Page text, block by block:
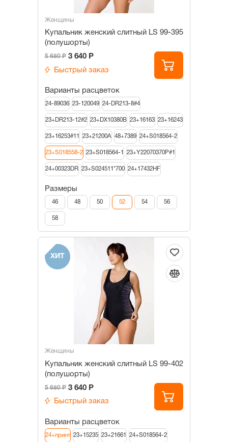
Женщины
Купальник женский слитный LS 99-395
(полушорты)
5 680 Р 3 640 Р
Быстрый заказ
Варианты расцветок
24-89036 23-120049 24-DR213-8#4
23+DR213-12#2 23+DX10380B 23+16163 23+16243
23+16253#11 23+21200A 48+7389 24+S018564-2
23+S018558-2 23+S018564-1 23+Y22070370P#1
24+00323DR 23+S024511*700 24+17432HF
Размеры
46 48 50 52 54 56
58
ХИТ
Женщины
Купальник женский слитный LS 99-402
(полушорты)
5 680 Р 3 640 Р
Быстрый заказ
Варианты расцветок
24+принт 23+15235 23+21661 24+S018564-2